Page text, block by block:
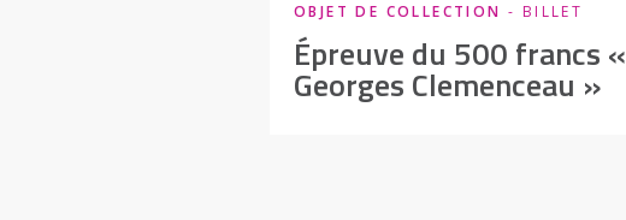
OBJET DE COLLECTION - BILLET
Épreuve du 500 francs «
Georges Clemenceau »